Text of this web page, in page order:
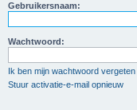
Gebruikersnaam:
Wachtwoord:
Ik ben mijn wachtwoord vergeten
Stuur activatie-e-mail opnieuw